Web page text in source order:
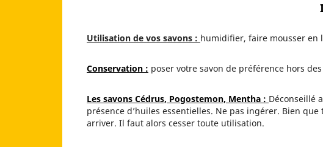
Utilisation de vos savons : humidifier, faire mousser
Conservation : poser votre savon de préférence hors
Les savons Cédrus, Pogostemon, Mentha : Déconseillé
présence d’huiles essentielles. Ne pas ingérer. Bien
arriver. Il faut alors cesser toute utilisation.